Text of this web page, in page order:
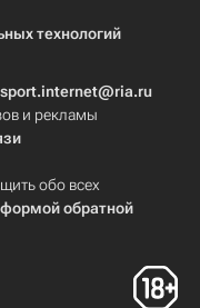
технологий
и рекламы
обо всех
формой обратной